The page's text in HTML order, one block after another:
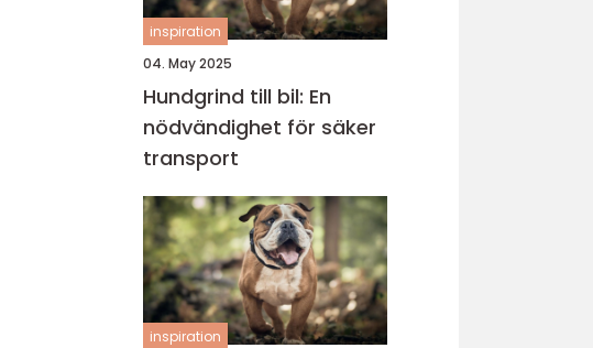
inspiration
04. May 2025
Hundgrind till bil: En
nödvändighet för säker
transport
inspiration